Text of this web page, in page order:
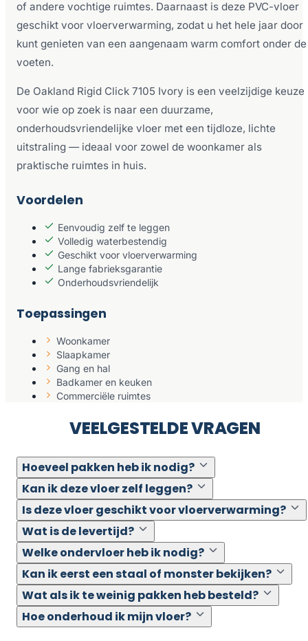
of andere vochtige ruimtes. Daarnaast is deze PVC-vloer
geschikt voor vloerverwarming, zodat u het hele jaar door
kunt genieten van een aangenaam warm comfort onder de
voeten.
De Oakland Rigid Click 7105 Ivory is een veelzijdige keuze
voor wie op zoek is naar een duurzame,
onderhoudsvriendelijke vloer met een tijdloze, lichte
uitstraling — ideaal voor zowel de woonkamer als
praktische ruimtes in huis.
Voordelen
Eenvoudig zelf te leggen
Volledig waterbestendig
Geschikt voor vloerverwarming
Lange fabrieksgarantie
Onderhoudsvriendelijk
Toepassingen
Woonkamer
Slaapkamer
Gang en hal
Badkamer en keuken
Commerciële ruimtes
VEELGESTELDE VRAGEN
Hoeveel pakken heb ik nodig?
Kan ik deze vloer zelf leggen?
Is deze vloer geschikt voor vloerverwarming?
Wat is de levertijd?
Welke ondervloer heb ik nodig?
Kan ik eerst een staal of monster bekijken?
Wat als ik te weinig pakken heb besteld?
Hoe onderhoud ik mijn vloer?